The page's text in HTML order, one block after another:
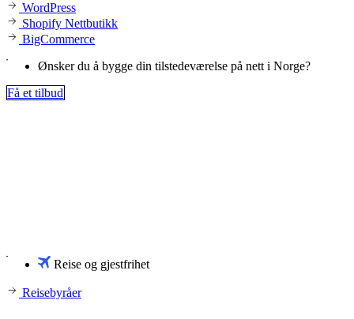
WordPress
Shopify Nettbutikk
BigCommerce
Ønsker du å bygge din tilstedeværelse på nett i Norge?
Få et tilbud
Reise og gjestfrihet
Reisebyråer